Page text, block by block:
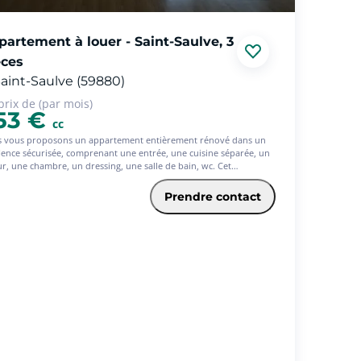
à louer - Saint-Saulve, 3
Saulve (59880)
de (par mois)
€ cc
vous proposons un appartement entièrement rénové dans un
sécurisée, comprenant une entrée, une cuisine séparée, un
une chambre, un dressing, une salle de bain, wc. Cet
possède un balcon et garage. - Les informations sur les
auxquels ce bien est exposé sont disponibles sur le site
Prendre contact